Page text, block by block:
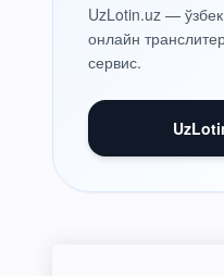
UzLotin.uz —
онлайн
сервис.